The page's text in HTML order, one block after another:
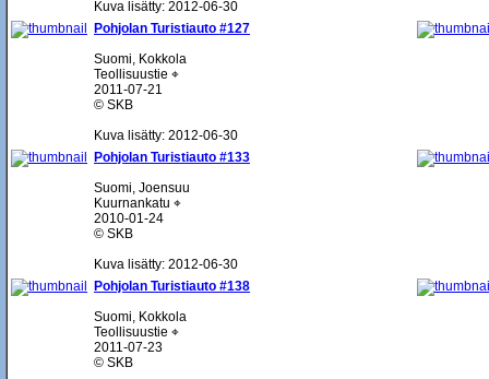
Kuva lisätty: 2012-06-30
Pohjolan Turistiauto #127
Suomi, Kokkola
Teollisuustie ⌖
2011-07-21
© SKB
Kuva lisätty: 2012-06-30
Pohjolan Turistiauto #133
Suomi, Joensuu
Kuurnankatu ⌖
2010-01-24
© SKB
Kuva lisätty: 2012-06-30
Pohjolan Turistiauto #138
Suomi, Kokkola
Teollisuustie ⌖
2011-07-23
© SKB